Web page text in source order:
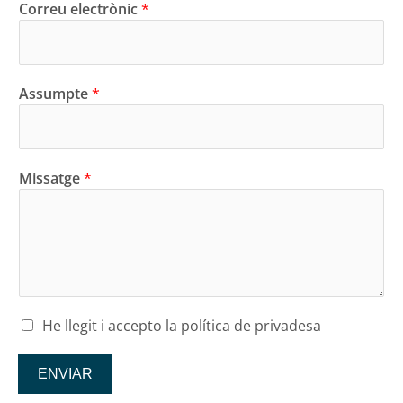
Correu electrònic*
Assumpte*
Missatge*
He llegit i accepto la política de privadesa
ENVIAR